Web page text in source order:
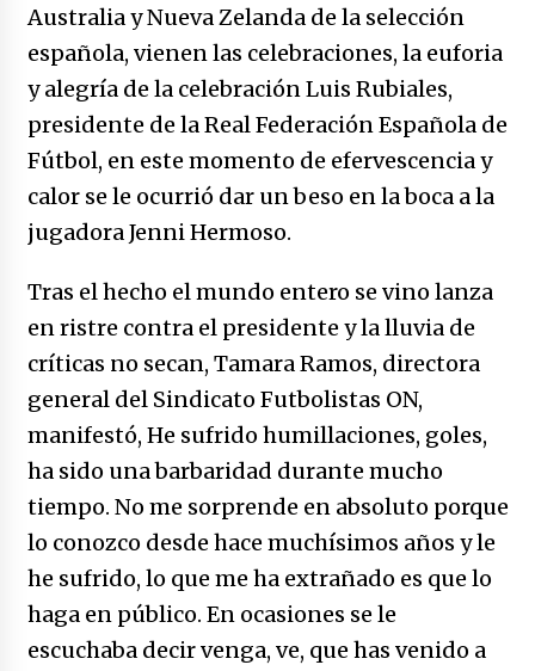
no manda marinero.
04/01/2026
Otro regalo navideño de Petrosky, al caído
caerle
Que sea un hecho el decreto que quita prima
de servicios a honorables zánganos
pueblo colombiano
31/12/2025
Colombia 2025
17/12/2025
Australia y Nueva Zelanda de la selección
española, vienen las celebraciones, la euforia
y alegría de la celebración Luis Rubiales,
presidente de la Real Federación Española de
Fútbol, en este momento de efervescencia y
calor se le ocurrió dar un beso en la boca a la
jugadora Jenni Hermoso.
Tras el hecho el mundo entero se vino lanza
en ristre contra el presidente y la lluvia de
críticas no secan, Tamara Ramos, directora
general del Sindicato Futbolistas ON,
manifestó, He sufrido humillaciones, goles,
ha sido una barbaridad durante mucho
tiempo. No me sorprende en absoluto porque
lo conozco desde hace muchísimos años y le
he sufrido, lo que me ha extrañado es que lo
haga en público. En ocasiones se le
escuchaba decir venga, ve, que has venido a